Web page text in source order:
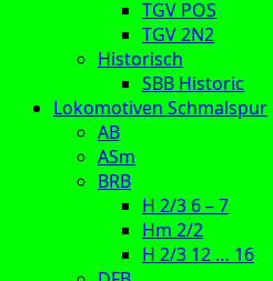
TGV POS
TGV 2N2
Historisch
SBB Historic
Lokomotiven Schmalspur
AB
ASm
BRB
H 2/3 6 – 7
Hm 2/2
H 2/3 12 … 16